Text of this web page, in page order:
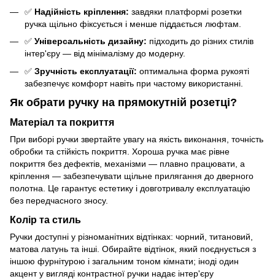
✅ Надійність кріплення: завдяки платформі розетки
ручка щільно фіксується і менше піддається люфтам.
✅ Універсальність дизайну: підходить до різних стилів
інтер'єру — від мінімалізму до модерну.
✅ Зручність експлуатації: оптимальна форма рукояті
забезпечує комфорт навіть при частому використанні.
Як обрати ручку на прямокутній розетці?
Матеріал та покриття
При виборі ручки звертайте увагу на якість виконання, точність
обробки та стійкість покриття. Хороша ручка має рівне
покриття без дефектів, механізми — плавно працювати, а
кріплення — забезпечувати щільне прилягання до дверного
полотна. Це гарантує естетику і довготривалу експлуатацію
без передчасного зносу.
Колір та стиль
Ручки доступні у різноманітних відтінках: чорний, титановий,
матова латунь та інші. Обирайте відтінок, який поєднується з
іншою фурнітурою і загальним тоном кімнати; іноді один
акцент у вигляді контрастної ручки надає інтер'єру